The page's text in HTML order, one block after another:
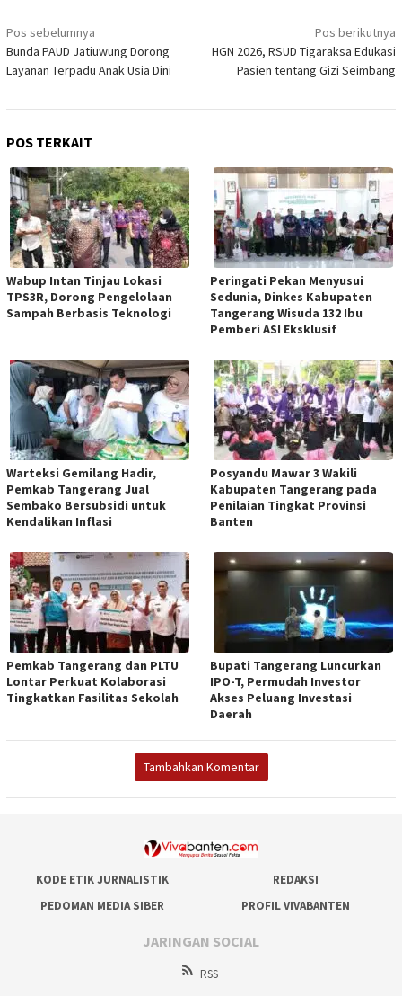
Navigasi
pos
Pos sebelumnya
Bunda PAUD Jatiuwung Dorong
Layanan Terpadu Anak Usia Dini
Pos berikutnya
HGN 2026, RSUD Tigaraksa Edukasi
Pasien tentang Gizi Seimbang
POS TERKAIT
Wabup Intan Tinjau Lokasi
TPS3R, Dorong Pengelolaan
Sampah Berbasis Teknologi
Peringati Pekan Menyusui
Sedunia, Dinkes Kabupaten
Tangerang Wisuda 132 Ibu
Pemberi ASI Eksklusif
Warteksi Gemilang Hadir,
Pemkab Tangerang Jual
Sembako Bersubsidi untuk
Kendalikan Inflasi
Posyandu Mawar 3 Wakili
Kabupaten Tangerang pada
Penilaian Tingkat Provinsi
Banten
Pemkab Tangerang dan PLTU
Lontar Perkuat Kolaborasi
Tingkatkan Fasilitas Sekolah
Bupati Tangerang Luncurkan
IPO-T, Permudah Investor
Akses Peluang Investasi
Daerah
Tambahkan Komentar
KODE ETIK JURNALISTIK
REDAKSI
PEDOMAN MEDIA SIBER
PROFIL VIVABANTEN
JARINGAN SOCIAL
RSS